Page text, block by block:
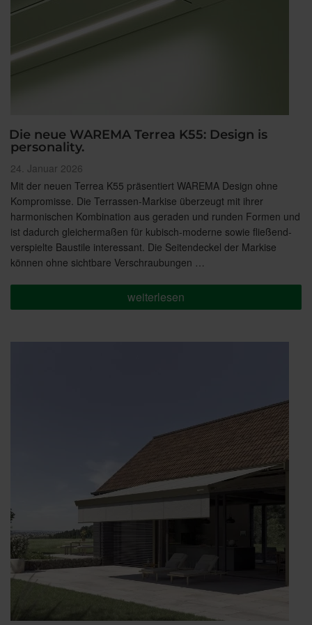
Die neue WAREMA Terrea K55: Design is
personality.
Veröffentlicht
am
24. Januar 2026
Mit der neuen Terrea K55 präsentiert WAREMA Design ohne
Kompromisse. Die Terrassen-Markise überzeugt mit ihrer
harmonischen Kombination aus geraden und runden Formen und
ist dadurch gleichermaßen für kubisch-moderne sowie fließend-
verspielte Baustile interessant. Die Seitendeckel der Markise
können ohne sichtbare Verschraubungen …
„Die
neue
K55:
weiterlesen